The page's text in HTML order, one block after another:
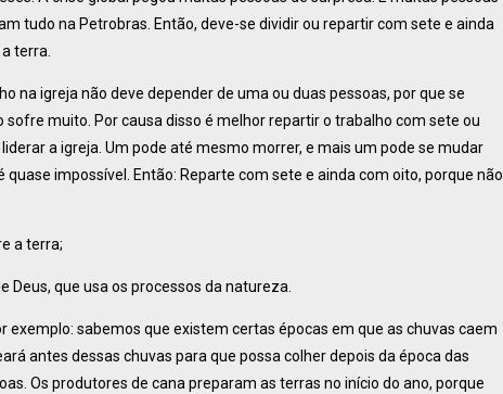
tudo na Petrobras. Então, deve-se dividir ou repartir com sete e ainda
terra.
na igreja não deve depender de uma ou duas pessoas, por que se
muito. Por causa disso é melhor repartir o trabalho com sete ou
a igreja. Um pode até mesmo morrer, e mais um pode se mudar
impossível. Então: Reparte com sete e ainda com oito, porque não
a terra;
que usa os processos da natureza.
exemplo: sabemos que existem certas épocas em que as chuvas caem
antes dessas chuvas para que possa colher depois da época das
Os produtores de cana preparam as terras no início do ano, porque